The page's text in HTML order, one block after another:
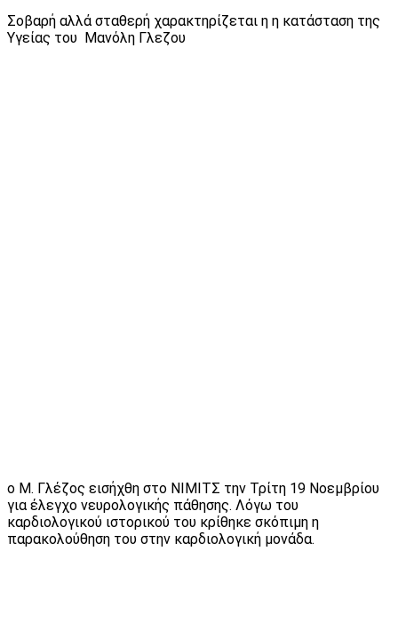
Σοβαρή αλλά σταθερή χαρακτηρίζεται η η κατάσταση της
Υγείας του Μανόλη Γλεζου
ο Μ. Γλέζος εισήχθη στο ΝΙΜΙΤΣ την Τρίτη 19 Νοεμβρίου
για έλεγχο νευρολογικής πάθησης. Λόγω του
καρδιολογικού ιστορικού του κρίθηκε σκόπιμη η
παρακολούθηση του στην καρδιολογική μονάδα.